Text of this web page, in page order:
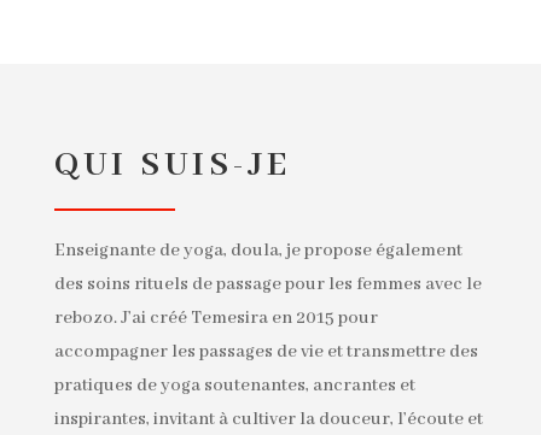
QUI SUIS-JE
Enseignante de yoga, doula, je propose également
des soins rituels de passage pour les femmes avec le
rebozo. J’ai créé Temesira en 2015 pour
accompagner les passages de vie et transmettre des
pratiques de yoga soutenantes, ancrantes et
inspirantes, invitant à cultiver la douceur, l’écoute et